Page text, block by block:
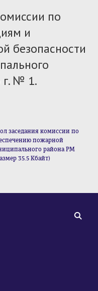
по
и
безопасности
г. № 1.
заседания комиссии по
пожарной
района РМ
35.5 Кбайт)